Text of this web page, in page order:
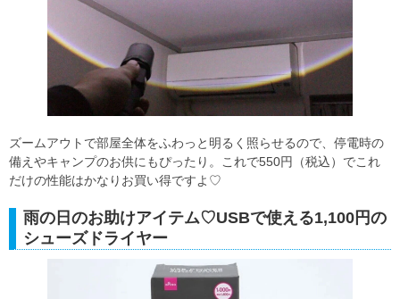
ズームアウトで部屋全体をふわっと明るく照らせるので、停電時の
備えやキャンプのお供にもぴったり。これで550円（税込）でこれ
だけの性能はかなりお買い得ですよ♡
雨の日のお助けアイテム♡USBで使える1,100円の
シューズドライヤー